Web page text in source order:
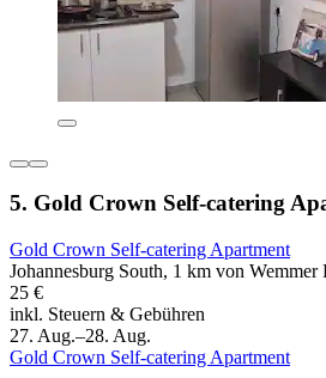
5. Gold Crown Self-catering
Gold Crown Self-catering Apartment
Johannesburg South, 1 km von Wemmer
25 €
inkl. Steuern & Gebühren
27. Aug.–28. Aug.
Gold Crown Self-catering Apartment